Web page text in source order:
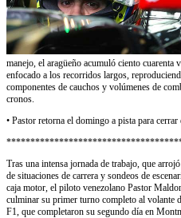
manejo, el aragüeño acumuló ciento cuarenta
enfocado a los recorridos largos,
componentes de cauchos y volúmenes de
cronos.
• Pastor retorna el domingo a pista para
Tras una intensa jornada de trabajo, que
de situaciones de carrera y sondeos de
caja motor, el piloto venezolano Pastor
culminar su primer turno completo al volante
F1, que completaron su segundo día en